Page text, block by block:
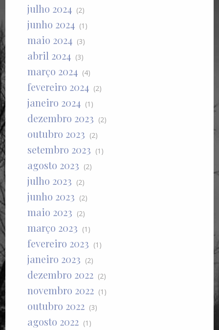
julho 2024 (2)
junho 2024 (1)
maio 2024 (3)
abril 2024 (3)
março 2024 (4)
fevereiro 2024 (2)
janeiro 2024 (1)
dezembro 2023 (2)
outubro 2023 (2)
setembro 2023 (1)
agosto 2023 (2)
julho 2023 (2)
junho 2023 (2)
maio 2023 (2)
março 2023 (1)
fevereiro 2023 (1)
janeiro 2023 (2)
dezembro 2022 (2)
novembro 2022 (1)
outubro 2022 (3)
agosto 2022 (1)